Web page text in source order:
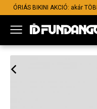
ÓRIÁS BIKINI AKCIÓ: akár